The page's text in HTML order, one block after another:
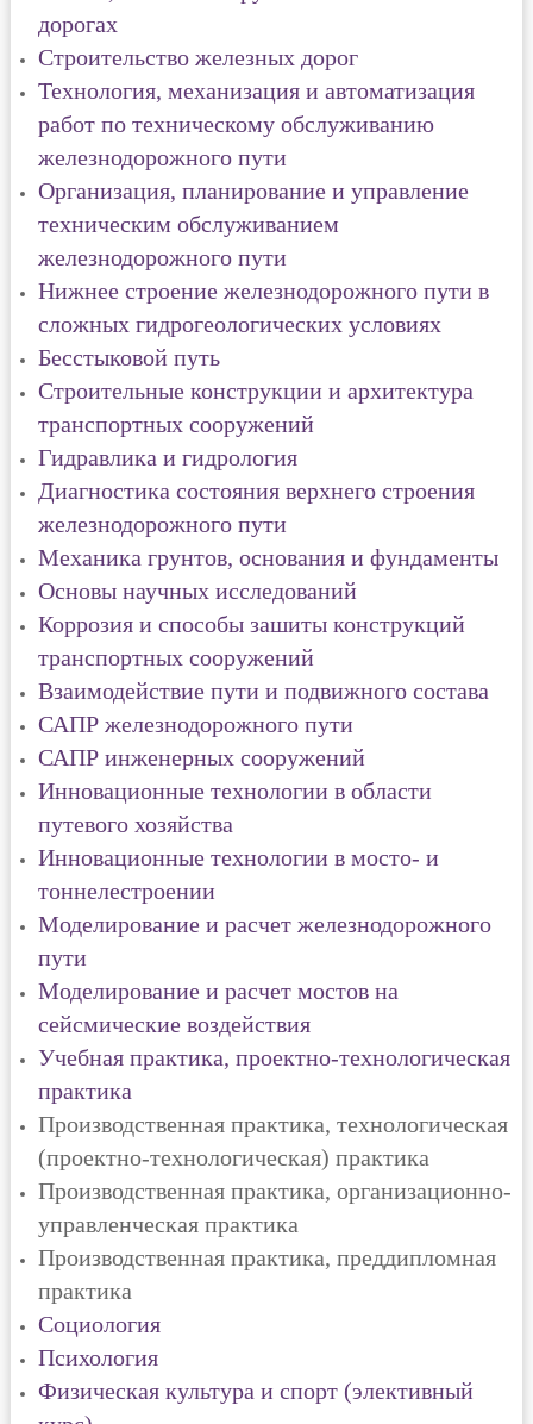
дорогах
Строительство железных дорог
Технология, механизация и автоматизация
работ по техническому обслуживанию
железнодорожного пути
Организация, планирование и управление
техническим обслуживанием
железнодорожного пути
Нижнее строение железнодорожного пути в
сложных гидрогеологических условиях
Бесстыковой путь
Строительные конструкции и архитектура
транспортных сооружений
Гидравлика и гидрология
Диагностика состояния верхнего строения
железнодорожного пути
Механика грунтов, основания и фундаменты
Основы научных исследований
Коррозия и способы зашиты конструкций
транспортных сооружений
Взаимодействие пути и подвижного состава
САПР железнодорожного пути
САПР инженерных сооружений
Инновационные технологии в области
путевого хозяйства
Инновационные технологии в мосто- и
тоннелестроении
Моделирование и расчет железнодорожного
пути
Моделирование и расчет мостов на
сейсмические воздействия
Учебная практика, проектно-технологическая
практика
Производственная практика, технологическая
(проектно-технологическая) практика
Производственная практика, организационно-
управленческая практика
Производственная практика, преддипломная
практика
Социология
Психология
Физическая культура и спорт (элективный